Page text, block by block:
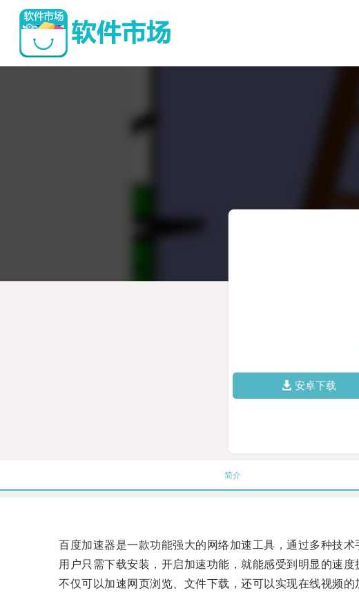
安卓下载
简介
百度加速器是一款功能强大的网络加速工具，通过多种技术
用户只需下载安装，开启加速功能，就能感受到明显的速度
不仅可以加速网页浏览、文件下载，还可以实现在线视频的